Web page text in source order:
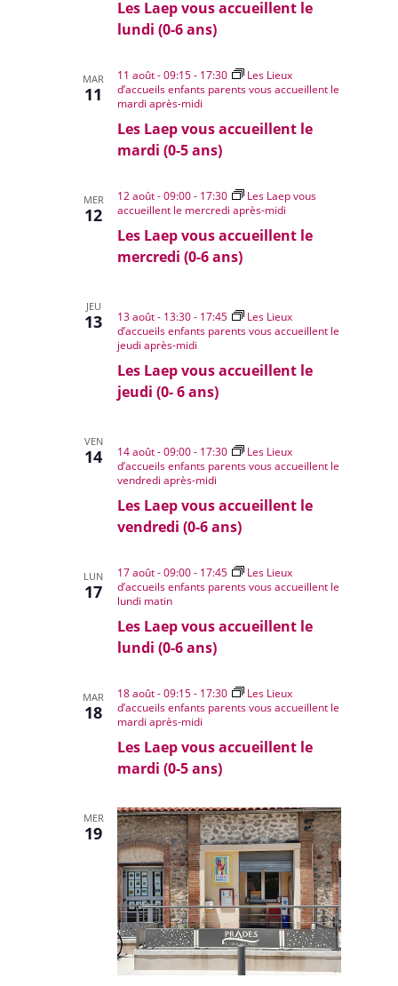
Les Laep vous accueillent le
lundi (0-6 ans)
MAR
11
Les Laep vous accueillent le
mardi (0-5 ans)
11 août - 09:15- 17:30
Les Lieux
d’accueils enfants parents vous accueillent le
mardi après-midi
MER
12
Les Laep vous accueillent le
mercredi (0-6 ans)
12 août - 09:00- 17:30
Les Laep vous
accueillent le mercredi après-midi
JEU
13
Les Laep vous accueillent le
jeudi (0- 6 ans)
13 août - 13:30- 17:45
Les Lieux
d’accueils enfants parents vous accueillent le
jeudi après-midi
VEN
14
Les Laep vous accueillent le
vendredi (0-6 ans)
14 août - 09:00- 17:30
Les Lieux
d’accueils enfants parents vous accueillent le
vendredi après-midi
LUN
17
Les Laep vous accueillent le
lundi (0-6 ans)
17 août - 09:00- 17:45
Les Lieux
d’accueils enfants parents vous accueillent le
lundi matin
MAR
18
Les Laep vous accueillent le
mardi (0-5 ans)
18 août - 09:15- 17:30
Les Lieux
d’accueils enfants parents vous accueillent le
mardi après-midi
MER
19